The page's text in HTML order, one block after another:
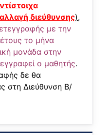
διεύθυνσης),
με την
το μήνα
μονάδα στην
ο μαθητής.
δε θα
στη Διεύθυνση Β/